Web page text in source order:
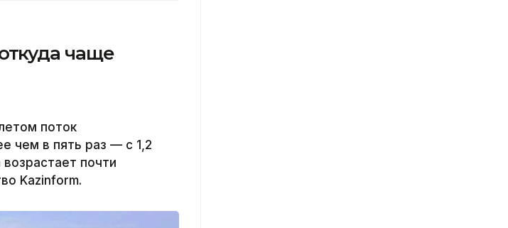
чаще
поток
чем в пять раз — с 1,2
почти
Kazinform.